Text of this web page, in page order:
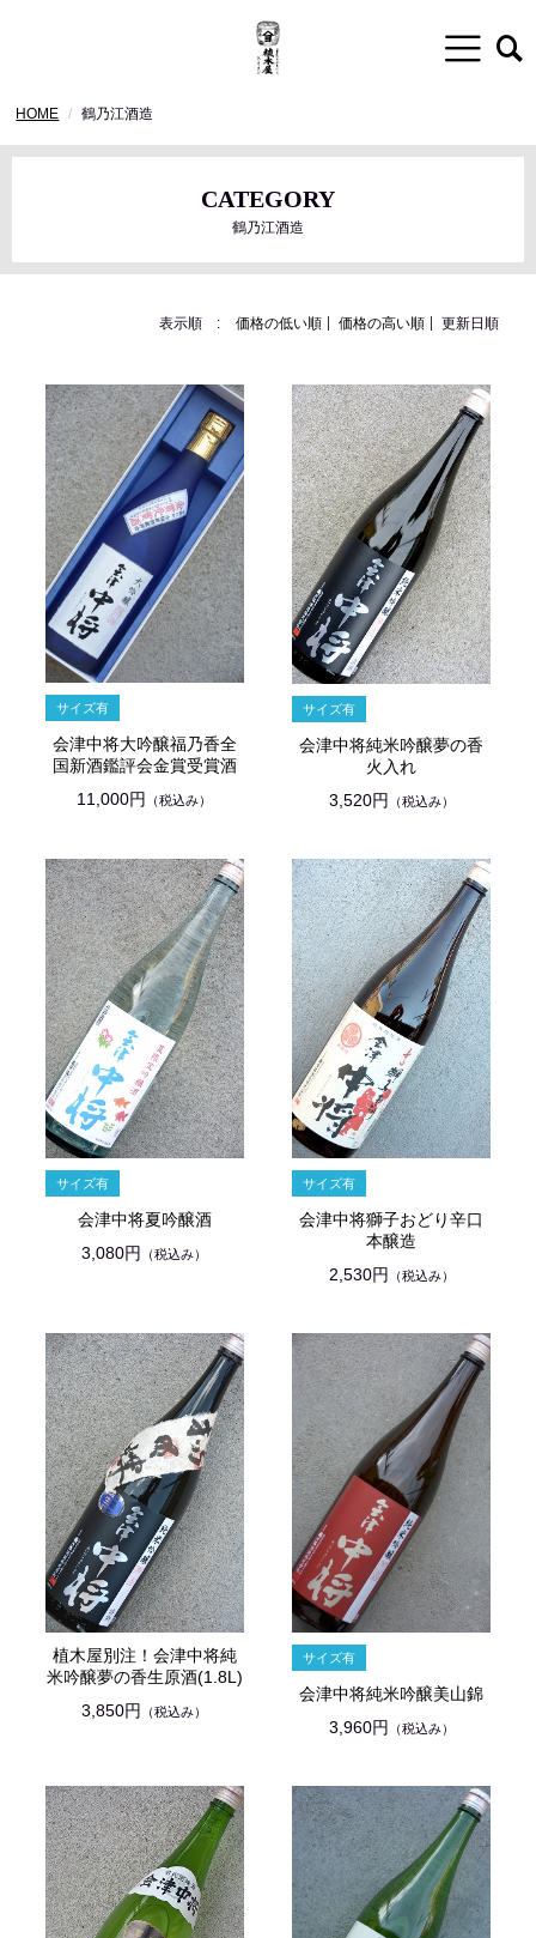
HOME 鶴乃江酒造
CATEGORY
鶴乃江酒造
表示順 : 価格の低い順 価格の高い順 更新日順
会津中将大吟醸福乃香全
国新酒鑑評会金賞受賞酒
11,000円
（税込み）
会津中将純米吟醸夢の香
火入れ
3,520円
（税込み）
会津中将夏吟醸酒
3,080円
（税込み）
会津中将獅子おどり辛口
本醸造
2,530円
（税込み）
植木屋別注！会津中将純
米吟醸夢の香生原酒(1.8L)
3,850円
（税込み）
会津中将純米吟醸美山錦
3,960円
（税込み）